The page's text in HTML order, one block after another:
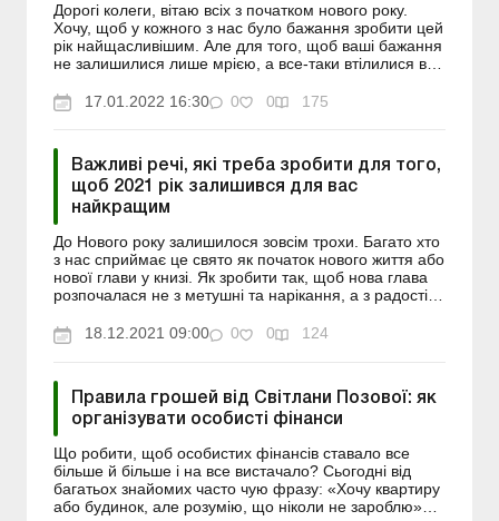
Дорогі колеги, вітаю всіх з початком нового року.
Хочу, щоб у кожного з нас було бажання зробити цей
рік найщасливішим. Але для того, щоб ваші бажання
не залишилися лише мрією, а все-таки втілилися в
17.01.2022 16:30
0 0 175
Важливі речі, які треба зробити для того,
щоб 2021 рік залишився для вас
найкращим
До Нового року залишилося зовсім трохи. Багато хто
з нас сприймає це свято як початок нового життя або
нової глави у книзі. Як зробити так, щоб нова глава
розпочалася не з метушні та нарікання, а з радості й
18.12.2021 09:00
0 0 124
Правила грошей від Світлани Позової: як
організувати особисті фінанси
Що робити, щоб особистих фінансів ставало все
більше й більше і на все вистачало? Сьогодні від
багатьох знайомих часто чую фразу: «Хочу квартиру
або будинок, але розумію, що ніколи не зароблю»